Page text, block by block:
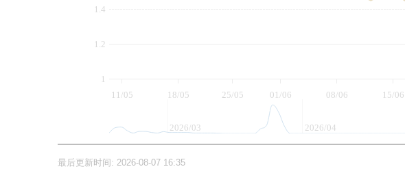
18/05 01/06 15/06
11/05 25/05 08/06
1.2
1
1.4
2026/03 2026/04
最后更新时间: 2026-08-07 16:35